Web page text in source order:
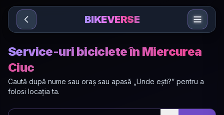
Sari la conținut
BIKEVERSE
Service-uri biciclete în Miercurea
Ciuc
Caută după nume sau oraș sau apasă „Unde ești?” pentru a
folosi locația ta.